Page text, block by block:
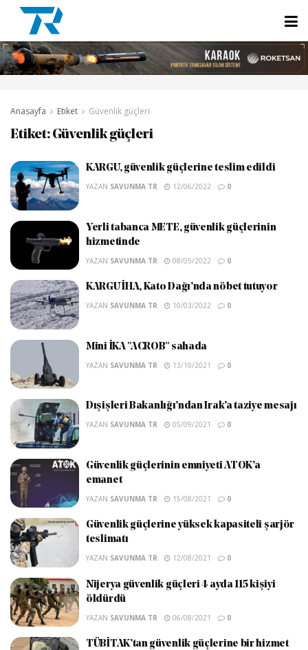
Anasayfa Etiket Güvenlik güçleri
Etiket: Güvenlik güçleri
KARGU, güvenlik güçlerine teslim edildi
YAZAN SAVUNMA TR 12/06/2022 0
Yerli tabanca METE, güvenlik güçlerinin
hizmetinde
YAZAN SAVUNMA TR 08/05/2022 0
KARGU İHA, Kato Dağı’nda nöbet tutuyor
YAZAN SAVUNMA TR 10/03/2022 0
Mini İKA "ACROB" sahada
YAZAN SAVUNMA TR 13/10/2021 0
Dışişleri Bakanlığı’ndan Irak’a taziye mesajı
YAZAN SAVUNMA TR 05/09/2021 0
Güvenlik güçlerinin emniyeti ATOK’a
emanet
YAZAN SAVUNMA TR 15/08/2021 0
Güvenlik güçlerine yüksek kapasiteli şarjör
teslimatı
YAZAN SAVUNMA TR 12/08/2021 0
Nijerya güvenlik güçleri 4 ayda 115 kişiyi
öldürdü
YAZAN SAVUNMA TR 06/08/2021 0
TÜBİTAK’tan güvenlik güçlerine bir hizmet